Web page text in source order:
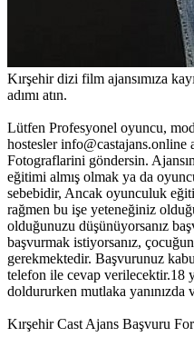
Kırşehir dizi film ajansımıza
adımı atın.
Lütfen Profesyonel oyuncu,
hostesler
Fotograflarini göndersin.
eğitimi almış olmak ya da
sebebidir, Ancak oyunculuk
rağmen bu işe yeteneğiniz
olduğunuzu düşünüyorsanız
başvurmak istiyorsanız,
gerekmektedir. Başvurunuz
telefon ile cevap verilecektir.18
doldururken mutlaka yanınızda
Kırşehir Cast Ajans Başvuru